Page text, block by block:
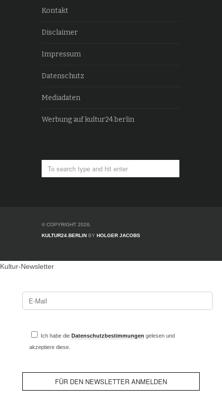
Kontakt
Disclaimer
Impressum
Datenschutz
Mediadaten
Werbung auf kultur24.berlin
© COPYRIGHT 2026.
KULTUR24.BERLINBY HOLGER JACOBS
Kultur-Newsletter
Ich habe die Datenschutzbestimmungen gelesen und
akzeptiere diese.